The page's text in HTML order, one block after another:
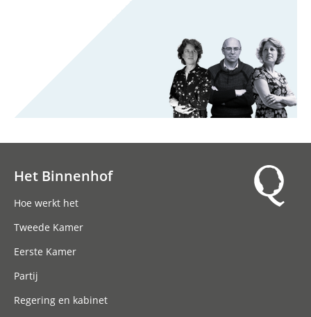
Het Binnenhof
Hoe werkt het
Tweede Kamer
Eerste Kamer
Partij
Regering en kabinet